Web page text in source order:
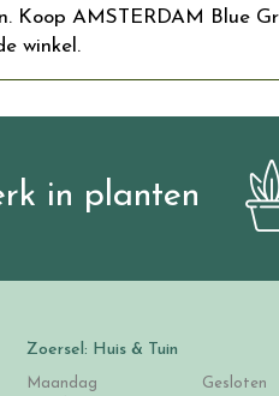
Koop AMSTERDAM Blue
winkel.
in planten
Zoersel: Huis & Tuin
Maandag
Gesloten